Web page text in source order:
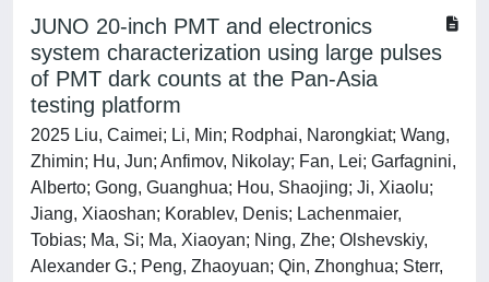
JUNO 20-inch PMT and electronics
system characterization using large pulses
of PMT dark counts at the Pan-Asia
testing platform
2025 Liu, Caimei; Li, Min; Rodphai, Narongkiat; Wang,
Zhimin; Hu, Jun; Anfimov, Nikolay; Fan, Lei; Garfagnini,
Alberto; Gong, Guanghua; Hou, Shaojing; Ji, Xiaolu;
Jiang, Xiaoshan; Korablev, Denis; Lachenmaier,
Tobias; Ma, Si; Ma, Xiaoyan; Ning, Zhe; Olshevskiy,
Alexander G.; Peng, Zhaoyuan; Qin, Zhonghua; Sterr,